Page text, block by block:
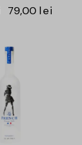
79,00 lei